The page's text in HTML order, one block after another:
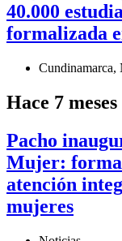
40.000
formalizada
Cundinamarca,
Hace 7 meses
Pacho
Mujer:
atención
mujeres